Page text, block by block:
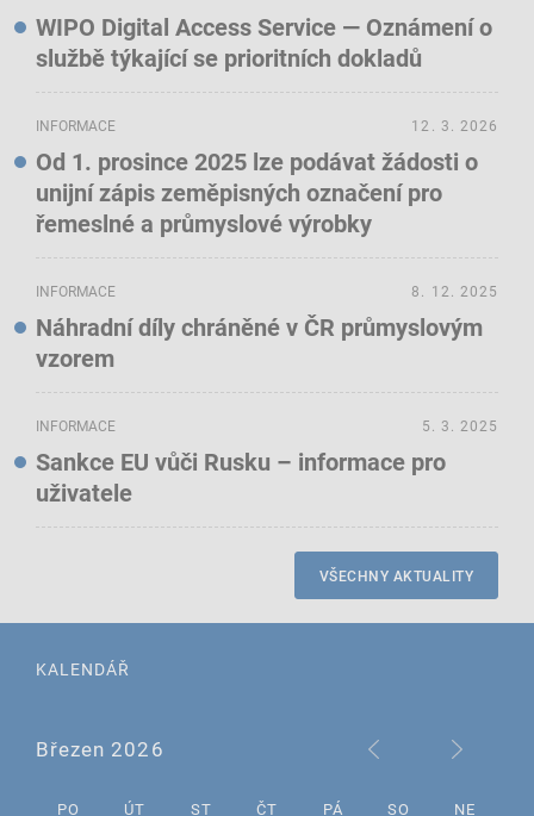
WIPO Digital Access Service — Oznámení o
službě týkající se prioritních dokladů
INFORMACE
Od 1. prosince 2025 lze podávat žádosti o
unijní zápis zeměpisných označení pro
řemeslné a průmyslové výrobky
12. 3. 2026
INFORMACE
Náhradní díly chráněné v ČR průmyslovým
vzorem
8. 12. 2025
INFORMACE
Sankce EU vůči Rusku – informace pro
uživatele
5. 3. 2025
VŠECHNY AKTUALITY
KALENDÁŘ
Březen 2026
PO ÚT ST ČT PÁ SO NE